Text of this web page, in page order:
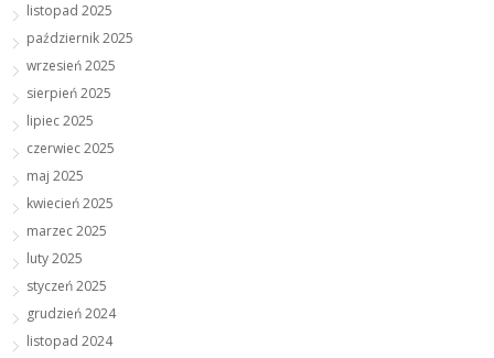
listopad 2025
październik 2025
wrzesień 2025
sierpień 2025
lipiec 2025
czerwiec 2025
maj 2025
kwiecień 2025
marzec 2025
luty 2025
styczeń 2025
grudzień 2024
listopad 2024